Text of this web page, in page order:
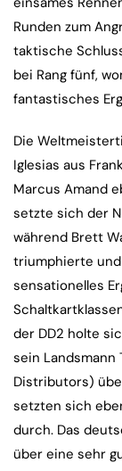
Runden zum
taktische
bei Rang fünf,
fantastisches
Die
Iglesias aus
Marcus Amand
setzte sich der
während Brett
triumphierte
sensationelles
der DD2 holte
sein Landsmann
Distributors)
setzten sich
durch. Das
über eine sehr